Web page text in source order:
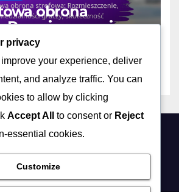
obrona
Rozmieszczenie,
graczy,
DEREK ASHWOOD
privacy
your experience, deliver
and analyze traffic. You can
to allow by clicking
Accept All to consent or Reject
essential cookies.
Customize